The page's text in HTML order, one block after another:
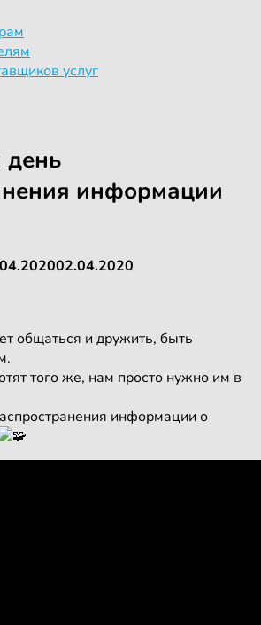
услуг
информации
02.04.2020
общаться и дружить, быть
того же, нам просто нужно им в
информации о